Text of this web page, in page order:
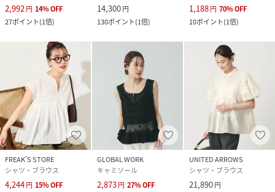
2,992 円 14%OFF
27ポイント(1倍)
14,300円
130ポイント(1倍)
1,188円 70%OFF
10ポイント(1倍)
FREAK’S STORE
シャツ・ブラウス
4,244円 15%OFF
GLOBAL WORK
キャミソール
2,873円 27%OFF
UNITED ARROWS
シャツ・ブラウス
21,890円